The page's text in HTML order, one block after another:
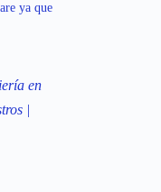
ya que
en
|